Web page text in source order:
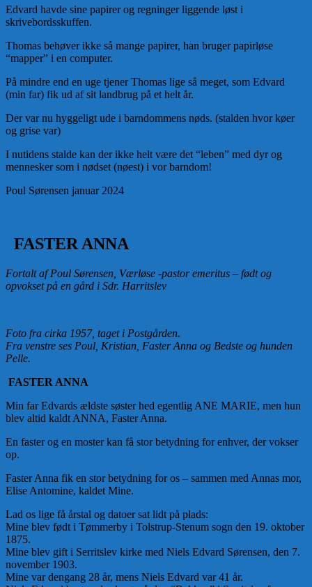
Edvard havde sine papirer og regninger liggende løst i
skrivebordsskuffen.
Thomas behøver ikke så mange papirer, han bruger papirløse
“mapper” i en computer.
På mindre end en uge tjener Thomas lige så meget, som Edvard
(min far) fik ud af sit landbrug på et helt år.
Der var nu hyggeligt ude i barndommens nøds. (stalden hvor køer
og grise var)
I nutidens stalde kan der ikke helt være det “leben” med dyr og
mennesker som i nødset (nøest) i vor barndom!
Poul Sørensen januar 2024
FASTER ANNA
Fortalt af Poul Sørensen, Værløse -pastor emeritus – født og
opvokset på en gård i Sdr. Harritslev
Foto fra cirka 1957, taget i Postgården.
Fra venstre ses Poul, Kristian, Faster Anna og Bedste og hunden
Pelle.
FASTER ANNA
Min far Edvards ældste søster hed egentlig ANE MARIE, men hun
blev altid kaldt ANNA, Faster Anna.
En faster og en moster kan få stor betydning for enhver, der vokser
op.
Faster Anna fik en stor betydning for os – sammen med Annas mor,
Elise Antomine, kaldet Mine.
Lad os lige få årstal og datoer sat lidt på plads:
Mine blev født i Tømmerby i Tolstrup-Stenum sogn den 19. oktober
1875.
Mine blev gift i Serritslev kirke med Niels Edvard Sørensen, den 7.
november 1903.
Mine var dengang 28 år, mens Niels Edvard var 41 år.